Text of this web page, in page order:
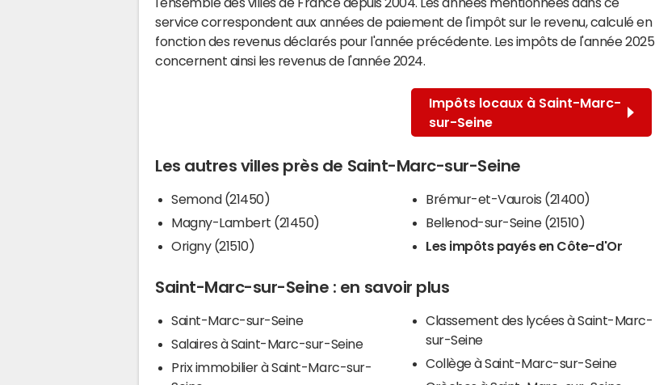
service correspondent aux années de paiement de l'impôt sur le revenu, calculé en
fonction des revenus déclarés pour l'année précédente. Les impôts de l'année 2025
concernent ainsi les revenus de l'année 2024.
Impôts locaux à Saint-Marc-
sur-Seine
Les autres villes près de Saint-Marc-sur-Seine
Semond (21450)
Magny-Lambert (21450)
Origny (21510)
Brémur-et-Vaurois (21400)
Bellenod-sur-Seine (21510)
Les impôts payés en Côte-d'Or
Saint-Marc-sur-Seine : en savoir plus
Saint-Marc-sur-Seine
Salaires à Saint-Marc-sur-Seine
Prix immobilier à Saint-Marc-sur-
Classement des lycées à Saint-Marc-
sur-Seine
Collège à Saint-Marc-sur-Seine